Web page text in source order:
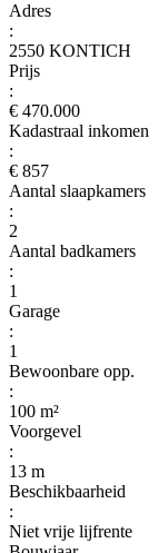
Adres
:
2550 KONTICH
Prijs
:
€ 470.000
Kadastraal inkomen
:
€ 857
Aantal slaapkamers
:
2
Aantal badkamers
:
1
Garage
:
1
Bewoonbare opp.
:
100 m²
Voorgevel
:
13 m
Beschikbaarheid
:
Niet vrije lijfrente